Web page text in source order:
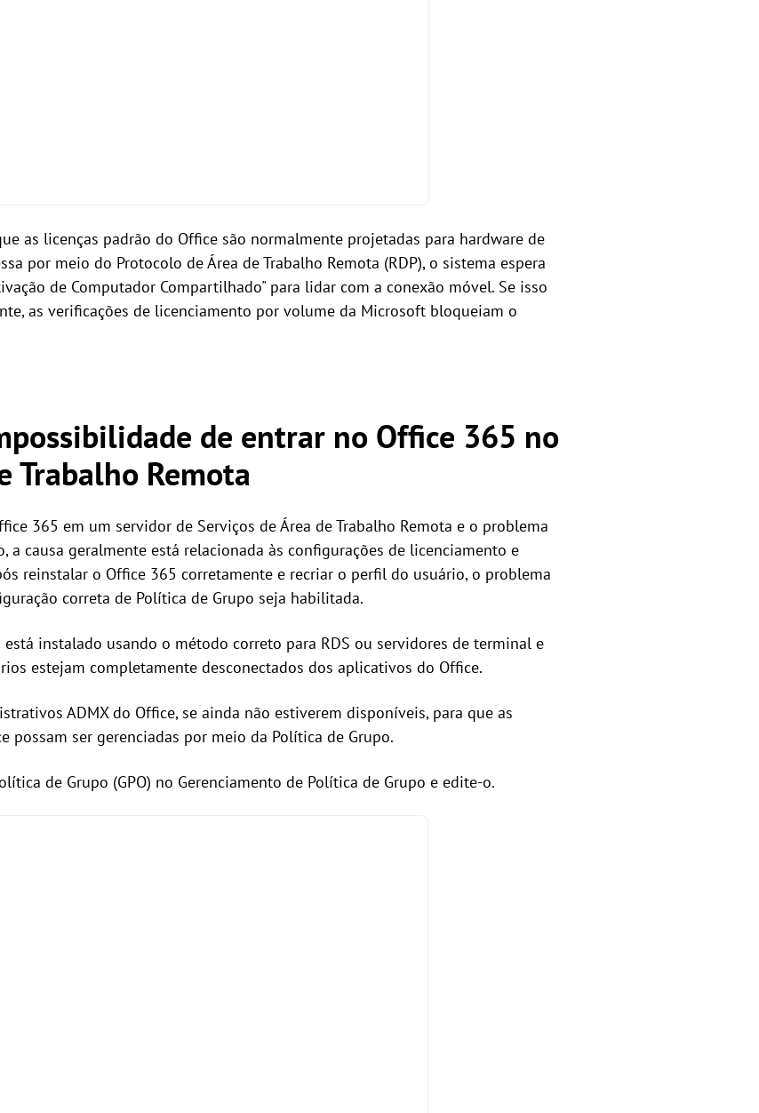
as licenças padrão do Office são normalmente projetadas para hardware de
por meio do Protocolo de Área de Trabalho Remota (RDP), o sistema espera
de Computador Compartilhado" para lidar com a conexão móvel. Se isso
as verificações de licenciamento por volume da Microsoft bloqueiam o
de entrar no Office 365 no
Trabalho Remota
365 em um servidor de Serviços de Área de Trabalho Remota e o problema
a causa geralmente está relacionada às configurações de licenciamento e
reinstalar o Office 365 corretamente e recriar o perfil do usuário, o problema
correta de Política de Grupo seja habilitada.
instalado usando o método correto para RDS ou servidores de terminal e
estejam completamente desconectados dos aplicativos do Office.
ADMX do Office, se ainda não estiverem disponíveis, para que as
possam ser gerenciadas por meio da Política de Grupo.
de Grupo (GPO) no Gerenciamento de Política de Grupo e edite-o.